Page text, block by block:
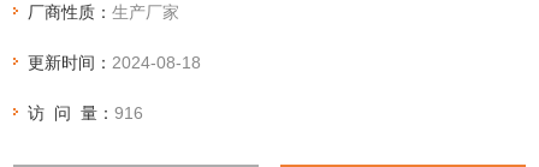
丝、铅丝、不锈钢丝）石棉橡胶高压盘根。
厂商性质：生产厂家
更新时间： 2024-08-18
访 问 量：916